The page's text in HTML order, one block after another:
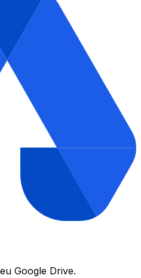
Google Drive.